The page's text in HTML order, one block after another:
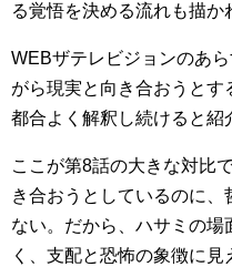
る覚悟を決める流れも描か
WEBザテレビジョンのあ
がら現実と向き合おうと
都合よく解釈し続けると紹
ここが第8話の大きな対比
き合おうとしているのに
ない。だから、ハサミの
く、支配と恐怖の象徴に見